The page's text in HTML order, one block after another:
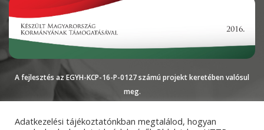
A fejlesztés az EGYH-KCP-16-P-0127 számú projekt keretében valósul
meg.
Magyarországi
Impresszum
Adatkezelési
Adatkezelési tájékoztatónkban megtalálod, hogyan